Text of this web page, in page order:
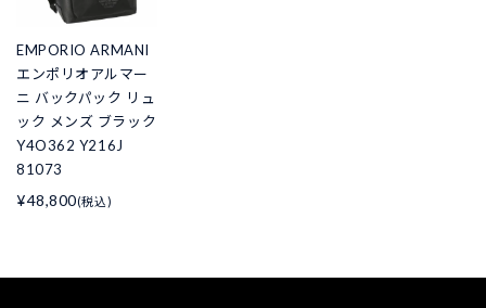
EMPORIO ARMANI
エンポリオアルマー
ニ バックパック リュ
ック メンズ ブラック
Y4O362 Y216J
81073
¥48,800(税込)